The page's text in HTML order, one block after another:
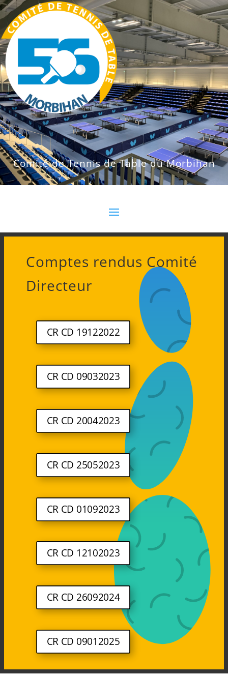
Comité de Tennis de Table du Morbihan
Comptes rendus Comité
Directeur
CR CD 19122022
CR CD 09032023
CR CD 20042023
CR CD 25052023
CR CD 01092023
CR CD 12102023
CR CD 26092024
CR CD 09012025